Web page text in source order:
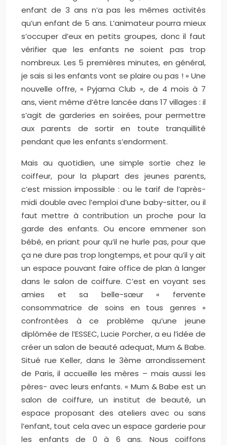
enfant de 3 ans n’a pas les mêmes activités
qu’un enfant de 5 ans. L’animateur pourra mieux
s’occuper d’eux en petits groupes, donc il faut
vérifier que les enfants ne soient pas trop
nombreux. Les 5 premières minutes, en général,
je sais si les enfants vont se plaire ou pas ! » Une
nouvelle offre, « Pyjama Club », de 4 mois à 7
ans, vient même d’être lancée dans 17 villages : il
s’agit de garderies en soirées, pour permettre
aux parents de sortir en toute tranquillité
pendant que les enfants s’endorment.
Mais au quotidien, une simple sortie chez le
coiffeur, pour la plupart des jeunes parents,
c’est mission impossible : ou le tarif de l’après-
midi double avec l’emploi d’une baby-sitter, ou il
faut mettre à contribution un proche pour la
garde des enfants. Ou encore emmener son
bébé, en priant pour qu’il ne hurle pas, pour que
ça ne dure pas trop longtemps, et pour qu’il y ait
un espace pouvant faire office de plan à langer
dans le salon de coiffure. C’est en voyant ses
amies et sa belle-sœur « fervente
consommatrice de soins en tous genres »
confrontées à ce problème qu’une jeune
diplômée de l’ESSEC, Lucie Porcher, a eu l’idée de
créer un salon de beauté adequat, Mum & Babe.
Situé rue Keller, dans le 3ème arrondissement
de Paris, il accueille les mères – mais aussi les
pères- avec leurs enfants. « Mum & Babe est un
salon de coiffure, un institut de beauté, un
espace proposant des ateliers avec ou sans
l’enfant, tout cela avec un espace garderie pour
les enfants de 0 à 6 ans. Nous coiffons